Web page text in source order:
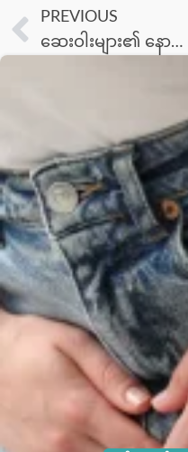
PREVIOUS
ဆေးဝါးများ၏ နောက်ဆက်တွဲ (MR, CR, SR, ER) အကြောင်း သိကောင်းစရာ